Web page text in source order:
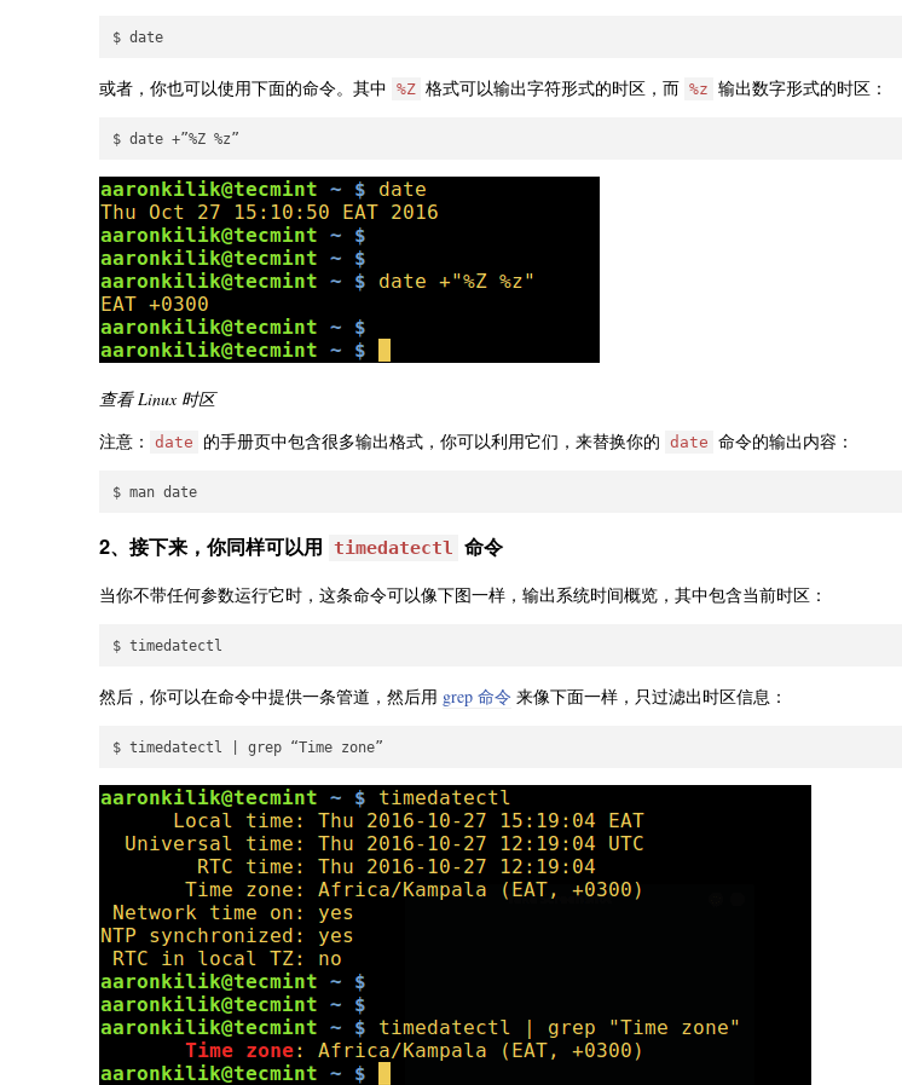
或者，你也可以使用下面的命令。其中 %Z 格式可以输出字符形式的时区，而 %z 输出数字形式的时区：
查看 Linux 时区
注意：
date 的手册页中包含很多输出格式，你可以利用它们，来替换你的 date 命令的输出内容：
2、接下来，你同样可以用 timedatectl 命令
当你不带任何参数运行它时，这条命令可以像下图一样，输出系统时间概览，其中包含当前时区：
然后，你可以在命令中提供一条管道，然后用 grep 命令 来像下面一样，只过滤出时区信息：